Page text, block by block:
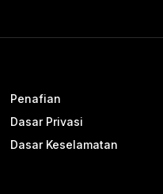
Penafian
Dasar Privasi
Dasar Keselamatan